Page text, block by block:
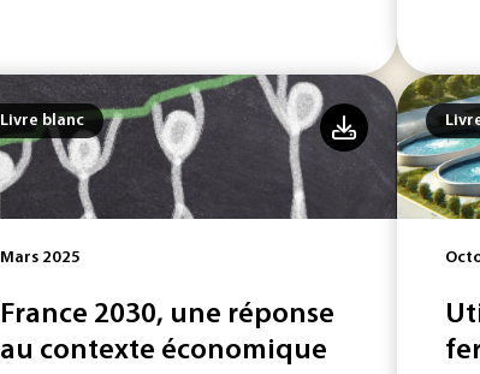
Livre blanc
Mars 2025
France 2030, une réponse
au contexte économique